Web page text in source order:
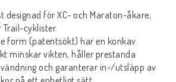
designad för XC- och Maraton-åkare,
cyklister.
form (patentsökt) har en konkav
minskar vikten, håller prestanda
och garanterar in-/utsläpp av